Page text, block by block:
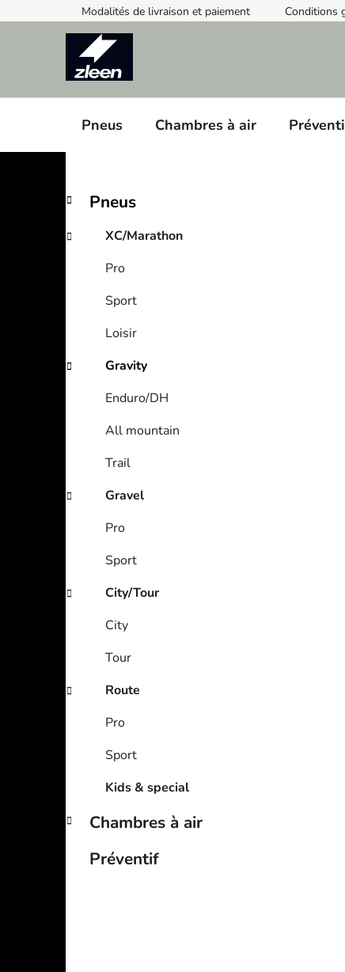
to
Modalités de livraison et paiement Conditions
Pneus Chambres à air
S
d
Skip
categories
C
a
e
Pneus
XC/Marathon
Pro
Sport
Loisir
Gravity
Enduro/DH
All mountain
Trail
Gravel
Pro
Sport
City/Tour
City
Tour
Route
Pro
Sport
Kids & special
Chambres à air
Préventif